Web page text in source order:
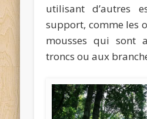
utilisant d’autres
support, comme les
mousses qui sont
troncs ou aux